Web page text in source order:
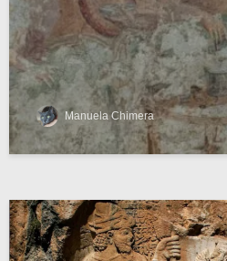
Manuela Chimera